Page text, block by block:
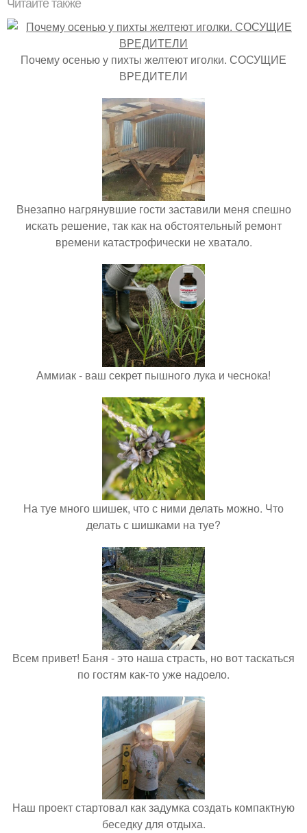
Читайте также
Почему осенью у пихты желтеют иголки. СОСУЩИЕ
ВРЕДИТЕЛИ
Внезапно нагрянувшие гости заставили меня спешно
искать решение, так как на обстоятельный ремонт
времени катастрофически не хватало.
Аммиак - ваш секрет пышного лука и чеснока!
На туе много шишек, что с ними делать можно. Что
делать с шишками на туе?
Всем привет! Баня - это наша страсть, но вот таскаться
по гостям как-то уже надоело.
Наш проект стартовал как задумка создать компактную
беседку для отдыха.